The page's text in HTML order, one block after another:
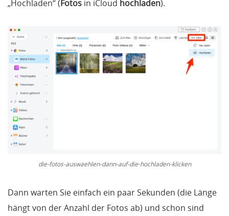
„Hochladen“ (Fotos in iCloud hochladen).
die-fotos-auswaehlen-dann-auf-die-hochladen-klicken
Dann warten Sie einfach ein paar Sekunden (die Länge
hängt von der Anzahl der Fotos ab) und schon sind